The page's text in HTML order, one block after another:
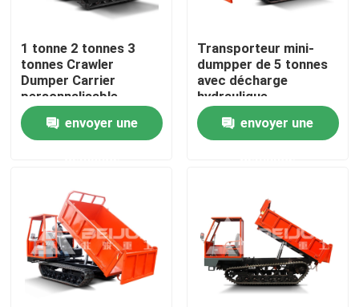
Visite d'usine
Contrôle de la qualité
Camion à benne basculante au fond
Camion d'extraction au fond
1 tonne 2 tonnes 3
tonnes Crawler
Dumper Carrier
personnalisable
Portable Diesel À
vendre envoyer une
Transporteur mini-
dumpper de 5 tonnes
avec décharge
hydraulique
envoyer une